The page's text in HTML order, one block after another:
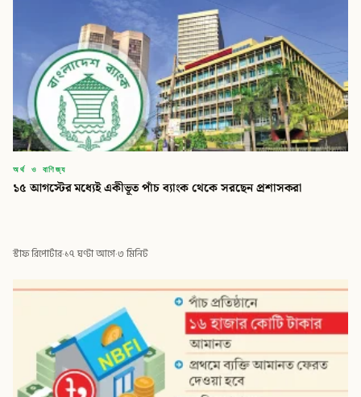
অর্থ ও বাণিজ্য
১৫ আগস্টের মধ্যেই একীভূত পাঁচ ব্যাংক থেকে সরছেন প্রশাসকরা
স্টাফ রিপোর্টার·১৭ ঘণ্টা আগে·৩ মিনিট